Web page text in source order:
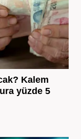
Kalem
yüzde 5